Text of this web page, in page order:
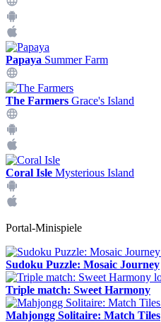
Papaya Summer Farm
The Farmers Grace's Island
Coral Isle Mysterious Island
Portal-Minispiele
Sudoku Puzzle: Mosaic Journey
Triple match: Sweet Harmony
Mahjongg Solitaire: Match Tiles